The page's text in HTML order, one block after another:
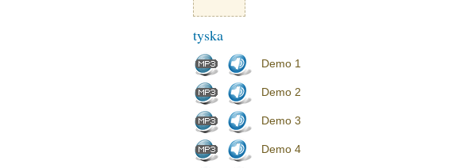
tyska
Demo 1
Demo 2
Demo 3
Demo 4